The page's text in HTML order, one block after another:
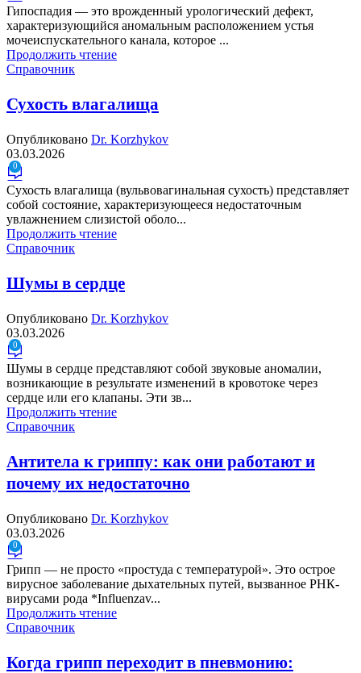
Гипоспадия — это врожденный урологический дефект,
характеризующийся аномальным расположением устья
мочеиспускательного канала, которое ...
Продолжить чтение
Справочник
Сухость влагалища
Опубликовано Dr. Korzhykov
03.03.2026
0
Сухость влагалища (вульвовагинальная сухость) представляет
собой состояние, характеризующееся недостаточным
увлажнением слизистой оболо...
Продолжить чтение
Справочник
Шумы в сердце
Опубликовано Dr. Korzhykov
03.03.2026
0
Шумы в сердце представляют собой звуковые аномалии,
возникающие в результате изменений в кровотоке через
сердце или его клапаны. Эти зв...
Продолжить чтение
Справочник
Антитела к гриппу: как они работают и
почему их недостаточно
Опубликовано Dr. Korzhykov
03.03.2026
0
Грипп — не просто «простуда с температурой». Это острое
вирусное заболевание дыхательных путей, вызванное РНК-
вирусами рода *Influenzav...
Продолжить чтение
Справочник
Когда грипп переходит в пневмонию: